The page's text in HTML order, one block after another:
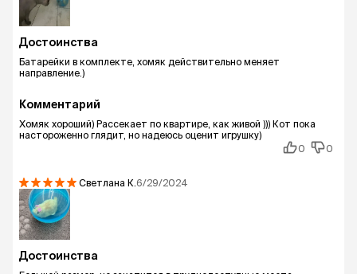
Достоинства
Батарейки в комплекте, хомяк действительно меняет
направление.)
Комментарий
Хомяк хороший) Рассекает по квартире, как живой ))) Кот пока
настороженно глядит, но надеюсь оценит игрушку)
0
0
Светлана К. 6/29/2024
Достоинства